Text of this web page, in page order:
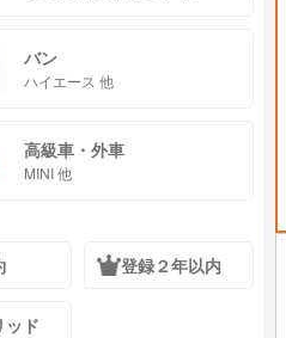
バン
ハイエース 他
高級車・外車
MINI 他
登録２年以内
ッド